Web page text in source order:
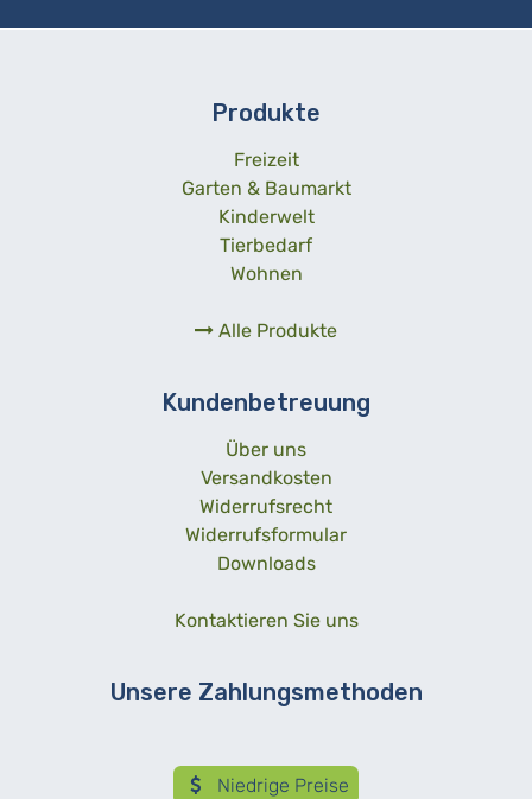
Produkte
Freizeit
Garten & Baumarkt
Kinderwelt
Tierbedarf
Wohnen
Alle Produkte
Kundenbetreuung
Über uns
Versandkosten
Widerrufsrecht
Widerrufsformular
Downloads
Kontaktieren Sie uns
Unsere Zahlungsmethoden
Niedrige Preise